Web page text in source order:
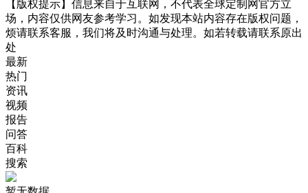
【版权提示】信息来自于互联网，不代表全球定制网官方立
场，内容仅供网友参考学习。如发现本站内容存在版权问题，
烦请联系客服，我们将及时沟通与处理。如若转载请联系原出
处
最新
热门
资讯
视频
报告
问答
百科
搜索